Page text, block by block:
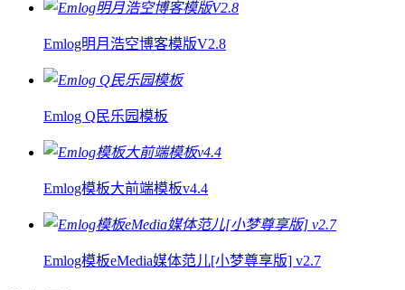
Emlog明月浩空博客模版V2.8
Emlog Q民乐园模板
Emlog模板大前端模板v4.4
Emlog模板eMedia媒体范儿[小梦尊享版] v2.7